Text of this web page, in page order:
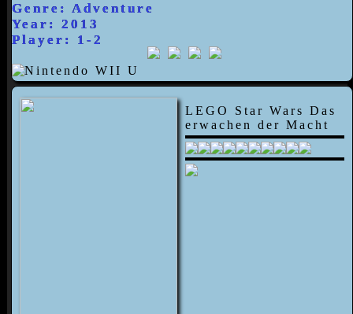
Genre: Adventure
Year: 2013
Player: 1-2
LEGO Star Wars Das
erwachen der Macht